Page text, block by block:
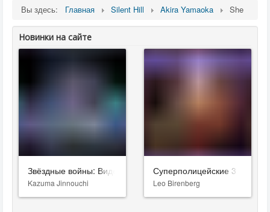
Вы здесь: Главная Silent Hill Akira Yamaoka She
Новинки на сайте
Звёздные войны: Видения. Девятый джедай
Kazuma Jinnouchi
Суперполицейские 3
Leo Birenberg